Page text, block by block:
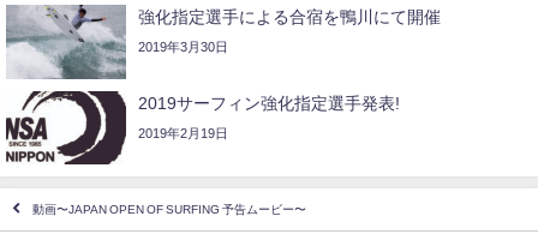
強化指定選手による合宿を鴨川にて開催
2019年3月30日
2019サーフィン強化指定選手発表!
2019年2月19日
動画〜JAPAN OPEN OF SURFING 予告ムービー〜